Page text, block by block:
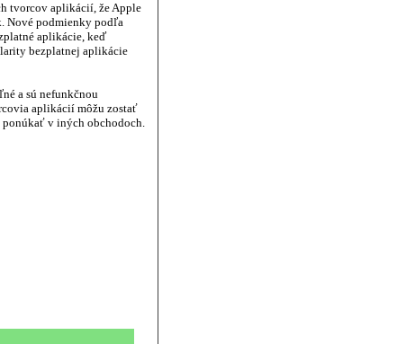
tvorcov aplikácií, že Apple
Nové podmienky podľa
aplikácie, keď
bezplatnej aplikácie
a sú nefunkčnou
aplikácií môžu zostať
ponúkať v iných obchodoch.